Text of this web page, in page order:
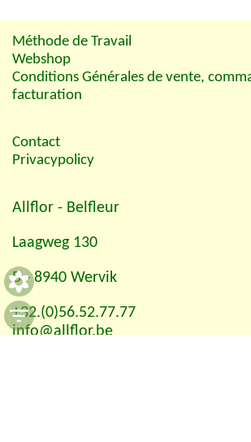
Méthode de Travail
Webshop
Conditions Générales de vente,
facturation
Contact
Privacypolicy
Allflor - Belfleur
Laagweg 130
B - 8940 Wervik
+32.(0)56.52.77.77
info@allflor.be